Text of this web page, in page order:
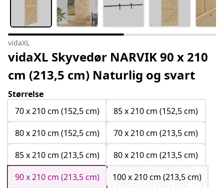
vidaXL
vidaXL Skyvedør NARVIK 90 x 210
cm (213,5 cm) Naturlig og svart
Størrelse
70 x 210 cm (152,5 cm)
85 x 210 cm (152,5 cm)
80 x 210 cm (152,5 cm)
70 x 210 cm (213,5 cm)
85 x 210 cm (213,5 cm)
80 x 210 cm (213,5 cm)
90 x 210 cm (213,5 cm)
100 x 210 cm (213,5 cm)